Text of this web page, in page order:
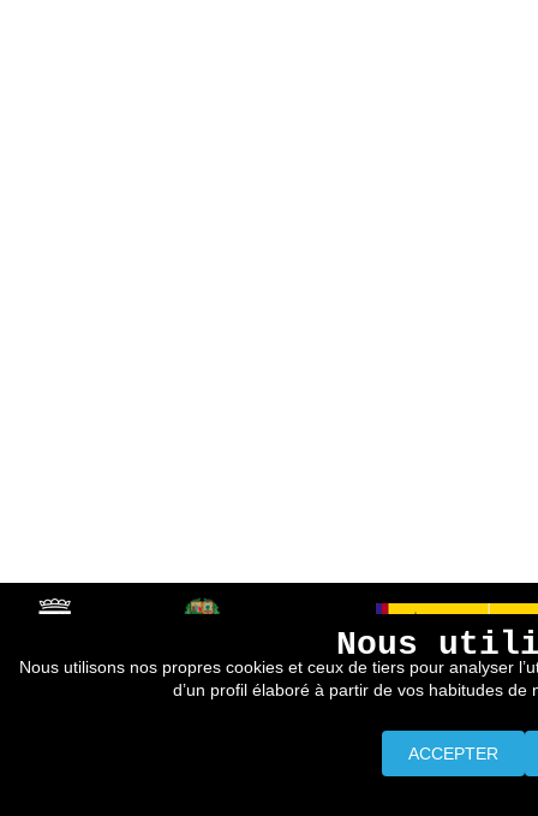
Nous
Nous utilisons nos propres cookies et ceux de tiers pour analyser
d’un profil élaboré à partir de vos habitudes
ACCEPTER